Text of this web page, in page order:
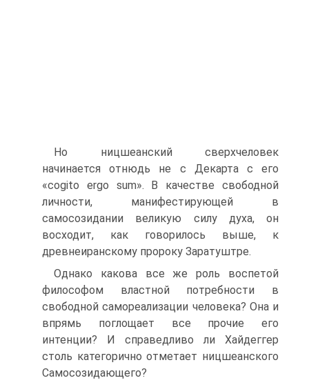
Но ницшеанский сверхчеловек
начинается отнюдь не с Декарта с его
«cogito ergo sum». В качестве свободной
личности, манифестирующей в
самосозидании великую силу духа, он
восходит, как говорилось выше, к
древнеиранскому пророку Заратуштре.
Однако какова все же роль воспетой
философом властной потребности в
свободной самореализации человека? Она и
впрямь поглощает все прочие его
интенции? И справедливо ли Хайдеггер
столь категорично отметает ницшеанского
Самосозидающего?